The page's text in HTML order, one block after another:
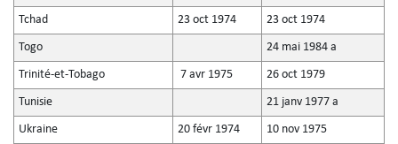
Tchad 23 oct 1974 23 oct 1974
Togo 24 mai 1984 a
Trinité-et-Tobago 7 avr 1975 26 oct 1979
Tunisie 21 janv 1977 a
Ukraine 20 févr 1974 10 nov 1975